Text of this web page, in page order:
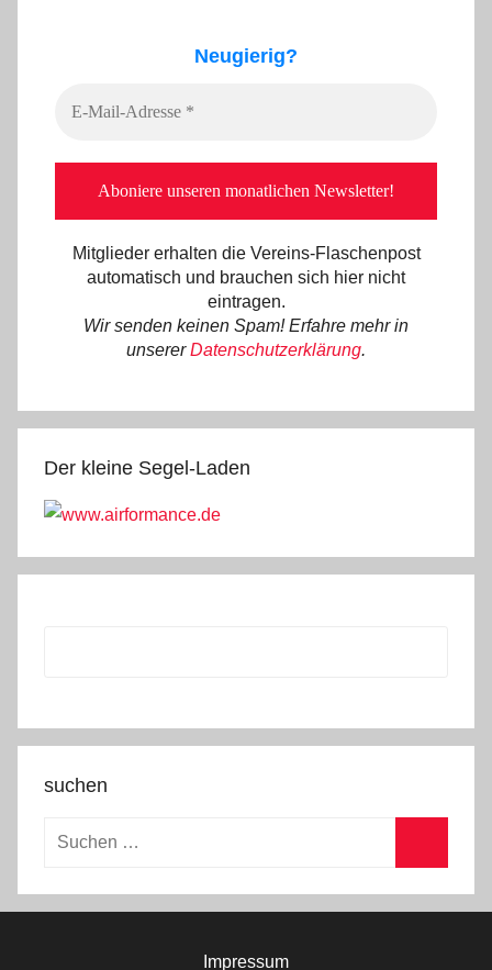
Neugierig?
Mitglieder erhalten die Vereins-Flaschenpost
automatisch und brauchen sich hier nicht
eintragen.
Wir senden keinen Spam! Erfahre mehr in
unsererDatenschutzerklärung.
Der kleine Segel-Laden
suchen
Suchen
Impressum